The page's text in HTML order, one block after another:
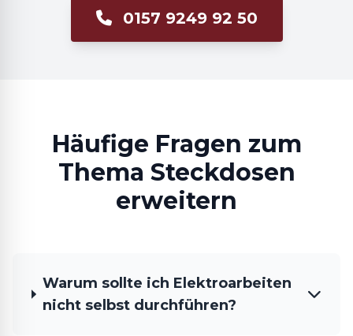
0157 9249 92 50
Häufige Fragen zum
Thema Steckdosen
erweitern
Warum sollte ich Elektroarbeiten
nicht selbst durchführen?